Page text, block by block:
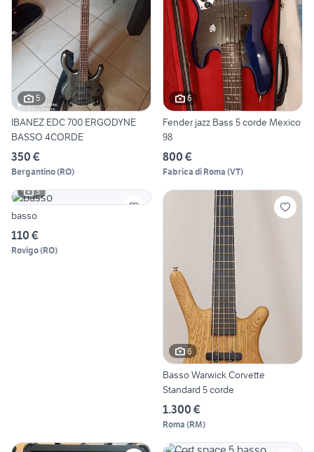
5
IBANEZ EDC 700 ERGODYNE
BASSO 4CORDE
350 €
Bergantino(RO)
6
Fender jazz Bass 5 corde Mexico
98
800 €
Fabrica di Roma (VT)
3
basso
110 €
Rovigo(RO)
6
Basso Warwick Corvette
Standard 5 corde
1.300 €
Roma (RM)